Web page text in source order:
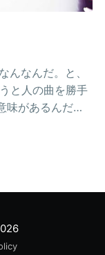
味があるんだ。
のその解釈はDJ
う考え方だ。
えなかったから
なかった。